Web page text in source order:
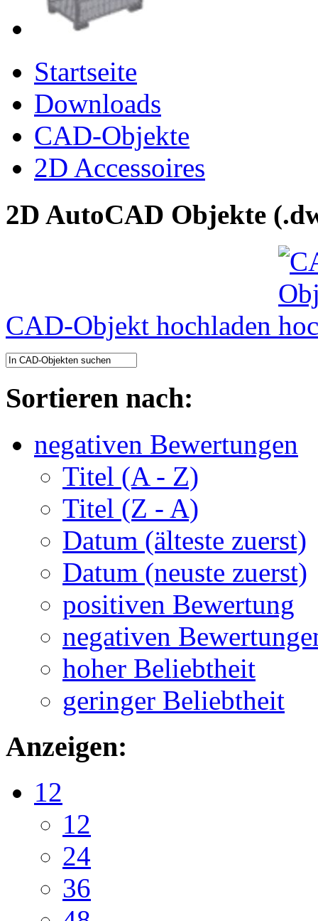
Startseite
Downloads
CAD-Objekte
2D Accessoires
2D AutoCAD Objekte
CAD-Objekt hochladen
Sortieren nach:
negativen Bewertungen
Titel (A - Z)
Titel (Z - A)
Datum (älteste zuerst)
Datum (neuste zuerst)
positiven Bewertung
negativen
hoher Beliebtheit
geringer Beliebtheit
Anzeigen:
12
12
24
36